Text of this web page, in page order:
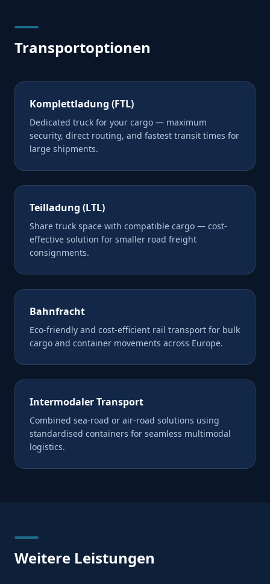
Transportoptionen
Komplettladung (FTL)
Dedicated truck for your cargo — maximum
security, direct routing, and fastest transit times for
large shipments.
Teilladung (LTL)
Share truck space with compatible cargo — cost-
effective solution for smaller road freight
consignments.
Bahnfracht
Eco-friendly and cost-efficient rail transport for bulk
cargo and container movements across Europe.
Intermodaler Transport
Combined sea-road or air-road solutions using
standardised containers for seamless multimodal
logistics.
Weitere Leistungen